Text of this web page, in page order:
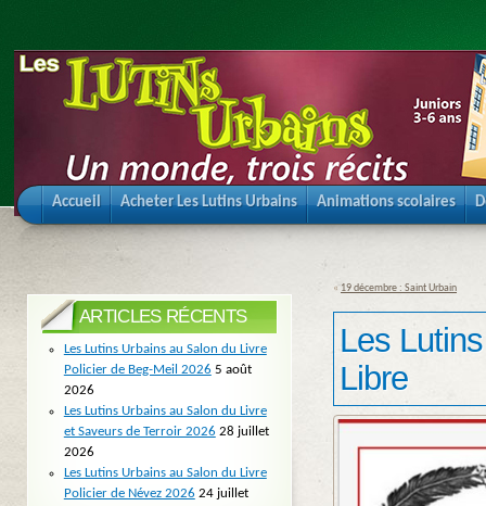
Accueil Acheter Les Lutins Urbains Animations scolaires
« 19 décembre : Saint Urbain
Les
Libre
ARTICLES RÉCENTS
Les Lutins Urbains au Salon du Livre
Policier de Beg-Meil 2026 5 août
2026
Les Lutins Urbains au Salon du Livre
et Saveurs de Terroir 2026 28 juillet
2026
Les Lutins Urbains au Salon du Livre
Policier de Névez 2026 24 juillet